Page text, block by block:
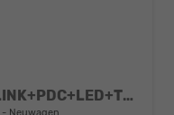
Extra SHZ+KLIMA+SMARTLINK+PDC+LED+TEMPOMAT
Neuwagen